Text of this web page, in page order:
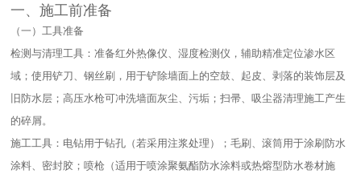
一、施工前准备​
（一）工具准备​
检测与清理工具：准备红外热像仪、湿度检测仪，辅助精准定位渗水区
域；使用铲刀、钢丝刷，用于铲除墙面上的空鼓、起皮、剥落的装饰层及
旧防水层；高压水枪可冲洗墙面灰尘、污垢；扫帚、吸尘器清理施工产生
的碎屑。​
施工工具：电钻用于钻孔（若采用注浆处理）；毛刷、滚筒用于涂刷防水
涂料、密封胶；喷枪（适用于喷涂聚氨酯防水涂料或热熔型防水卷材施